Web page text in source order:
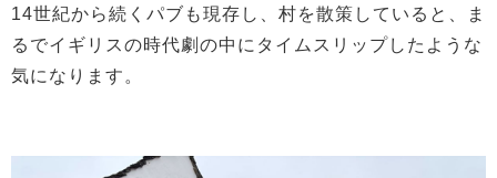
14世紀から続くパブも現存し、村を散策していると、ま
るでイギリスの時代劇の中にタイムスリップしたような
気になります。